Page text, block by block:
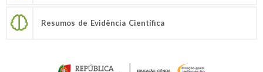
Resumos de Evidência Científica